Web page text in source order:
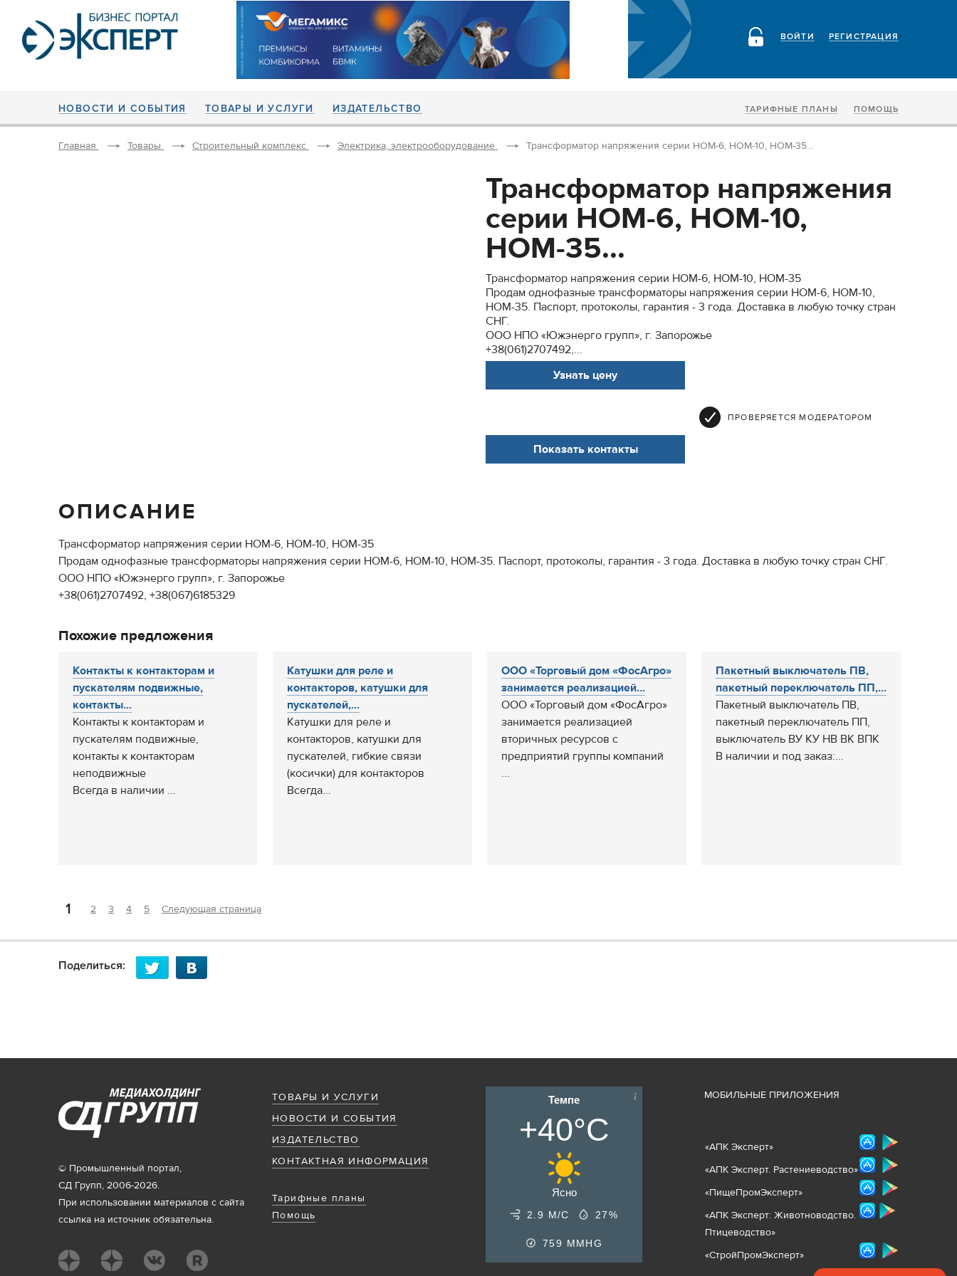
РЕГИСТРАЦИЯ
ВОЙТИ
НОВОСТИ И СОБЫТИЯ ТОВАРЫ И УСЛУГИ ИЗДАТЕЛЬСТВО ТАРИФНЫЕ ПЛАНЫ ПОМОЩЬ
Главная Товары Строительный комплекс Электрика, электрооборудование Трансформатор напряжения серии НОМ-6, НОМ-10, НОМ-35...
Трансформатор напряжения
серии НОМ-6, НОМ-10,
НОМ-35...
Трансформатор напряжения серии НОМ-6, НОМ-10, НОМ-35
Продам однофазные трансформаторы напряжения серии НОМ-6, НОМ-10,
НОМ-35. Паспорт, протоколы, гарантия - 3 года. Доставка в любую точку стран
СНГ.
ООО НПО «Южэнерго групп», г. Запорожье
+38(061)2707492,...
Узнать цену
ПРОВЕРЯЕТСЯ МОДЕРАТОРОМ
Показать контакты
ОПИСАНИЕ
Трансформатор напряжения серии НОМ-6, НОМ-10, НОМ-35
Продам однофазные трансформаторы напряжения серии НОМ-6, НОМ-10, НОМ-35. Паспорт, протоколы, гарантия - 3 года. Доставка в любую точку стран СНГ.
ООО НПО «Южэнерго групп», г. Запорожье
+38(061)2707492, +38(067)6185329
Похожие предложения
Контакты к контакторам и
пускателям подвижные,
контакты...
Контакты к контакторам и
пускателям подвижные,
контакты к контакторам
неподвижные
Всегда в наличии ...
Катушки для реле и
контакторов, катушки для
пускателей,...
Катушки для реле и
контакторов, катушки для
пускателей, гибкие связи
(косички) для контакторов
Всегда...
ООО «Торговый дом «ФосАгро»
занимается реализацией...
ООО «Торговый дом «ФосАгро»
занимается реализацией
вторичных ресурсов с
предприятий группы компаний
...
Пакетный выключатель ПВ,
пакетный переключатель ПП,...
Пакетный выключатель ПВ,
пакетный переключатель ПП,
выключатель ВУ КУ НВ ВК ВПК
В наличии и под заказ:...
1 2 3 4 5 Следующая страница
Поделиться:
ТОВАРЫ И УСЛУГИ
НОВОСТИ И СОБЫТИЯ
ИЗДАТЕЛЬСТВО
КОНТАКТНАЯ ИНФОРМАЦИЯ
Тарифные планы
Помощь
© Промышленный портал,
СД Групп, 2006-2026.
При использовании материалов с сайта
ссылка на источник обязательна.
Темпе
+40°C
Ясно
2.9 М/С 27%
759 MMHG
МОБИЛЬНЫЕ ПРИЛОЖЕНИЯ
«АПК Эксперт»
«АПК Эксперт. Растениеводство»
«ПищеПромЭксперт»
«АПК Эксперт: Животноводство.
Птицеводство»
«СтройПромЭксперт»